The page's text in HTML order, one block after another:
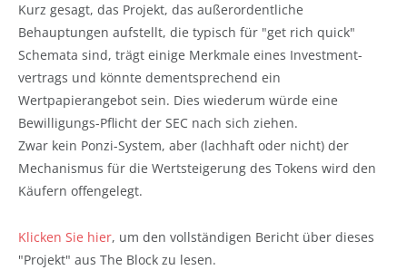
Kurz gesagt, das Projekt, das außerordentliche
Behauptungen aufstellt, die typisch für "get rich quick"
Schemata sind, trägt einige Merkmale eines Investment-
vertrags und könnte dementsprechend ein
Wertpapierangebot sein. Dies wiederum würde eine
Bewilligungs-Pflicht der SEC nach sich ziehen.
Zwar kein Ponzi-System, aber (lachhaft oder nicht) der
Mechanismus für die Wertsteigerung des Tokens wird den
Käufern offengelegt.
Klicken Sie hier, um den vollständigen Bericht über dieses
"Projekt" aus The Block zu lesen.